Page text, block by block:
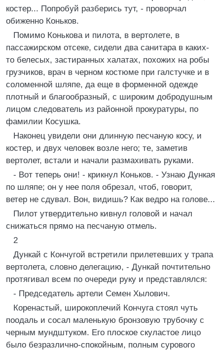
костер... Попробуй разберись тут, - проворчал
обиженно Коньков.
Помимо Конькова и пилота, в вертолете, в
пассажирском отсеке, сидели два санитара в каких-
то белесых, застиранных халатах, похожих на робы
грузчиков, врач в черном костюме при галстучке и в
соломенной шляпе, да еще в форменной одежде
плотный и благообразный, с широким добродушным
лицом следователь из районной прокуратуры, по
фамилии Косушка.
Наконец увидели они длинную песчаную косу, и
костер, и двух человек возле него; те, заметив
вертолет, встали и начали размахивать руками.
- Вот теперь они! - крикнул Коньков. - Узнаю Дункая
по шляпе; он у нее поля обрезал, чтоб, говорит,
ветер не сдувал. Вон, видишь? Как ведро на голове...
Пилот утвердительно кивнул головой и начал
снижаться прямо на песчаную отмель.
2
Дункай с Кончугой встретили прилетевших у трапа
вертолета, словно делегацию, - Дункай почтительно
протягивал всем по очереди руку и представлялся:
- Председатель артели Семен Хылович.
Коренастый, широкоплечий Кончуга стоял чуть
поодаль и сосал маленькую бронзовую трубочку с
черным мундштуком. Его плоское скуластое лицо
было безразлично-спокойным, полным сурового